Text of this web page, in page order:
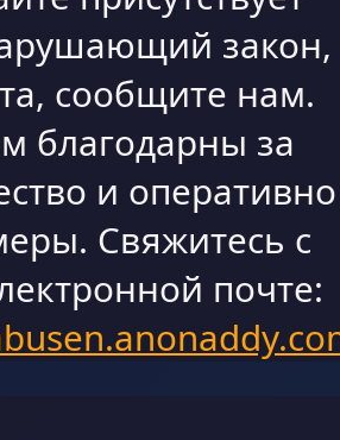
закон,
сообщите нам.
благодарны за
и оперативно
Свяжитесь с
почте: